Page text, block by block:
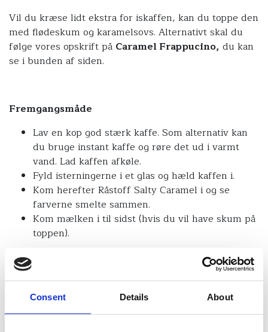
Consent Details About
Vil du kræse lidt ekstra for iskaffen, kan du toppe den
med flødeskum og karamelsovs. Alternativt skal du
følge vores opskrift på Caramel Frappucino, du kan
se i bunden af siden.
Fremgangsmåde
Lav en kop god stærk kaffe. Som alternativ kan
du bruge instant kaffe og røre det ud i varmt
vand. Lad kaffen afkøle.
Fyld isterningerne i et glas og hæld kaffen i.
Kom herefter Råstoff Salty Caramel i og se
farverne smelte sammen.
Kom mælken i til sidst (hvis du vil have skum på
toppen).
TIP:I stedet for at hælde kaffen ned i glasset, kan du
fryse kaffen til isterninger, så du altid kan lave iskaffe.
På den måde bibeholdes kaffens stærke smag, da det
kun er kaffe, der smelter ud i mælken og ikke vand.
Det skal dog lige nævnes, at den skal stå et stykke tid